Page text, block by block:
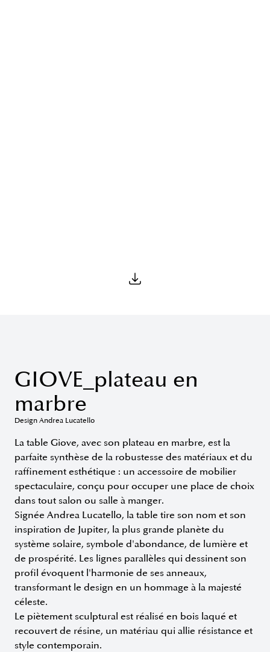
GIOVE_plateau en
marbre
Design Andrea Lucatello
La table Giove, avec son plateau en marbre, est la
parfaite synthèse de la robustesse des matériaux et du
raffinement esthétique : un accessoire de mobilier
spectaculaire, conçu pour occuper une place de choix
dans tout salon ou salle à manger.
Signée Andrea Lucatello, la table tire son nom et son
inspiration de Jupiter, la plus grande planète du
système solaire, symbole d'abondance, de lumière et
de prospérité. Les lignes parallèles qui dessinent son
profil évoquent l'harmonie de ses anneaux,
transformant le design en un hommage à la majesté
céleste.
Le piètement sculptural est réalisé en bois laqué et
recouvert de résine, un matériau qui allie résistance et
style contemporain.